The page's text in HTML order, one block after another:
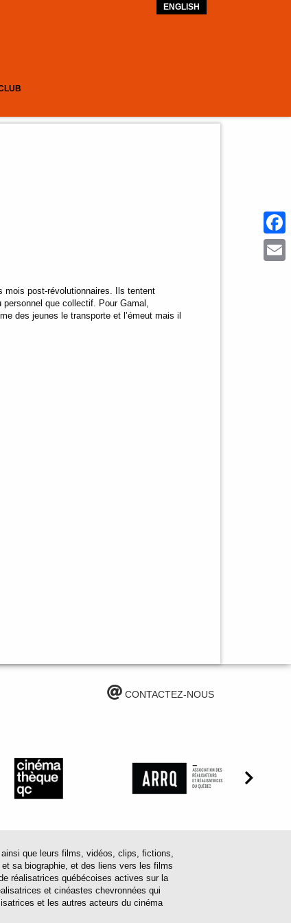
ENGLISH
mois post-révolutionnaires. Ils tentent
que collectif. Pour Gamal,
des jeunes le transporte et l’émeut mais il
CONTACTEZ-NOUS
que leurs films, vidéos, clips, fictions,
sa biographie, et des liens vers les films
réalisatrices québécoises actives sur la
et cinéastes chevronnées qui
et les autres acteurs du cinéma